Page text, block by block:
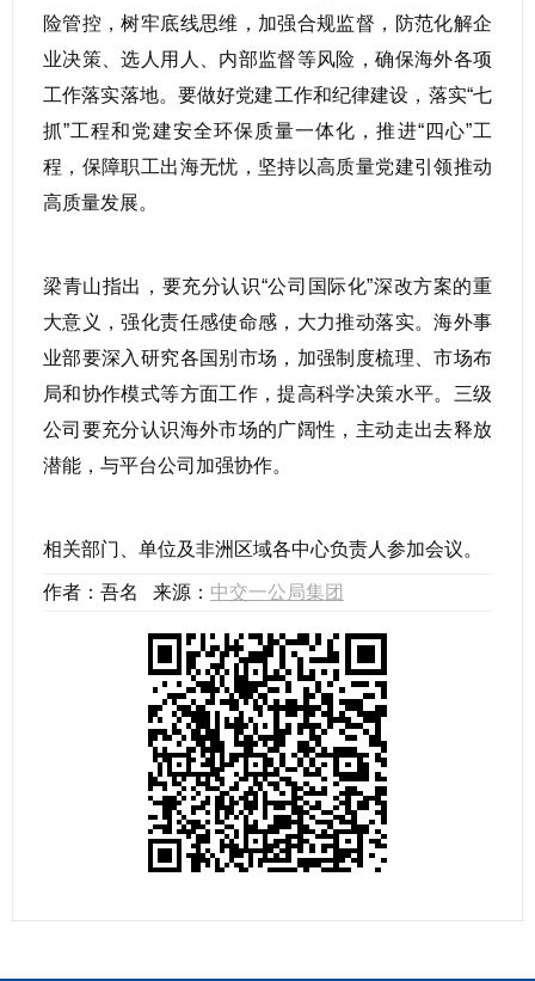
险管控，树牢底线思维，加强合规监督，防范化解企
业决策、选人用人、内部监督等风险，确保海外各项
工作落实落地。要做好党建工作和纪律建设，落实“七
抓”工程和党建安全环保质量一体化，推进“四心”工
程，保障职工出海无忧，坚持以高质量党建引领推动
高质量发展。
梁青山指出，要充分认识“公司国际化”深改方案的重
大意义，强化责任感使命感，大力推动落实。海外事
业部要深入研究各国别市场，加强制度梳理、市场布
局和协作模式等方面工作，提高科学决策水平。三级
公司要充分认识海外市场的广阔性，主动走出去释放
潜能，与平台公司加强协作。
相关部门、单位及非洲区域各中心负责人参加会议。
作者：吾名 来源： 中交一公局集团